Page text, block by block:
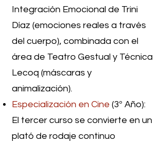
Integración Emocional de Trini
Díaz (emociones reales a través
del cuerpo), combinada con el
área de Teatro Gestual y Técnica
Lecoq (máscaras y
animalización).
Especialización en Cine (3º Año):
El tercer curso se convierte en un
plató de rodaje continuo